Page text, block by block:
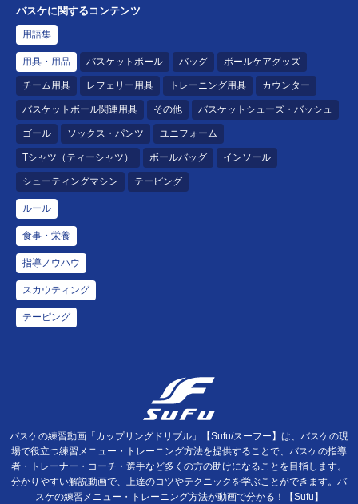
バスケに関するコンテンツ
用語集
用具・用品 バスケットボール バッグ ボールケアグッズ
チーム用具 レフェリー用具 トレーニング用具 カウンター
バスケットボール関連用具 その他 バスケットシューズ・バッシュ
ゴール ソックス・パンツ ユニフォーム
Tシャツ（ティーシャツ） ボールバッグ インソール
シューティングマシン テーピング
ルール
食事・栄養
指導ノウハウ
スカウティング
テーピング
バスケの練習動画「カップリングドリブル」【Sufu/スーフー】は、バスケの現
場で役立つ練習メニュー・トレーニング方法を提供することで、バスケの指導
者・トレーナー・コーチ・選手など多くの方の助けになることを目指します。
分かりやすい解説動画で、上達のコツやテクニックを学ぶことができます。バ
スケの練習メニュー・トレーニング方法が動画で分かる！【Sufu】